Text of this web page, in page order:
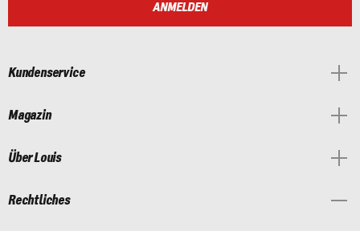
ANMELDEN
Kundenservice
Magazin
Über Louis
Rechtliches